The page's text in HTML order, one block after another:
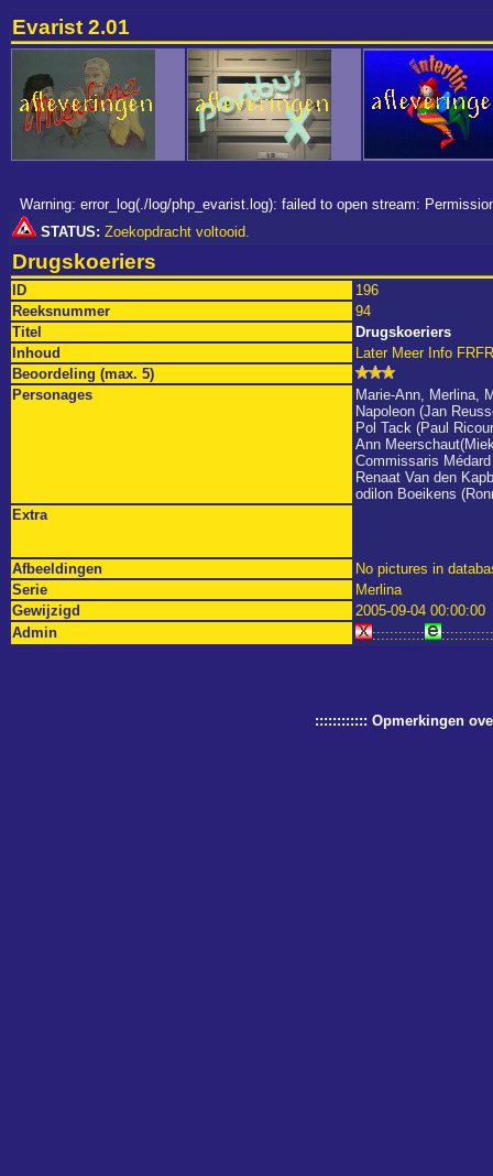
Evarist 2.01
Warning: error_log(./log/php_evarist.log): failed to open stream:
STATUS: Zoekopdracht voltooid.
Drugskoeriers
ID
196
Reeksnummer
94
Titel
Drugskoeriers
Inhoud
Later Meer Info FRFR
Beoordeling (max. 5)
Personages
Marie-Ann, Merlina,
Napoleon (Jan
Pol Tack (Paul
Ann
Commissaris
Renaat Van den
odilon Boeikens
Extra
Afbeeldingen
No pictures in
Serie
Merlina
Gewijzigd
2005-09-04 00:00:00
Admin
:::::::::::: ::::::::::::
:::::::::::: Opmerkingen